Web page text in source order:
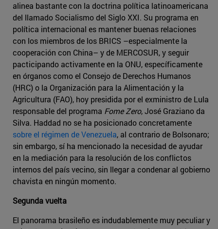
alinea bastante con la doctrina política latinoamericana
del llamado Socialismo del Siglo XXI. Su programa en
política internacional es mantener buenas relaciones
con los miembros de los BRICS –especialmente la
cooperación con China– y de MERCOSUR, y seguir
pacticipando activamente en la ONU, específicamente
en órganos como el Consejo de Derechos Humanos
(HRC) o la Organización para la Alimentación y la
Agricultura (FAO), hoy presidida por el exministro de Lula
responsable del programa Fome Zero, José Graziano da
Silva. Haddad no se ha posicionado concretamente
sobre el régimen de Venezuela, al contrario de Bolsonaro;
sin embargo, sí ha mencionado la necesidad de ayudar
en la mediación para la resolución de los conflictos
internos del país vecino, sin llegar a condenar al gobierno
chavista en ningún momento.
Segunda vuelta
El panorama brasileño es indudablemente muy peculiar y